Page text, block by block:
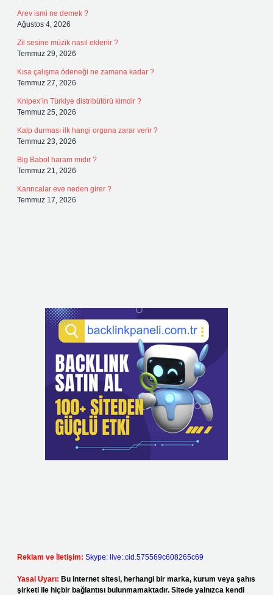
Arev ismi ne demek ?
Ağustos 4, 2026
Zil sesine müzik nasıl eklenir ?
Temmuz 29, 2026
Kısa çalışma ödeneği ne zamana kadar ?
Temmuz 27, 2026
Knipex’in Türkiye distribütörü kimdir ?
Temmuz 25, 2026
Kalp durması ilk hangi organa zarar verir ?
Temmuz 23, 2026
Big Babol haram mıdır ?
Temmuz 21, 2026
Karıncalar eve neden girer ?
Temmuz 17, 2026
Reklam ve İletişim: Skype: live:.cid.575569c608265c69
Yasal Uyarı: Bu internet sitesi, herhangi bir marka, kurum veya şahıs
şirketi ile hiçbir bağlantısı bulunmamaktadır. Sitede yalnızca kendi